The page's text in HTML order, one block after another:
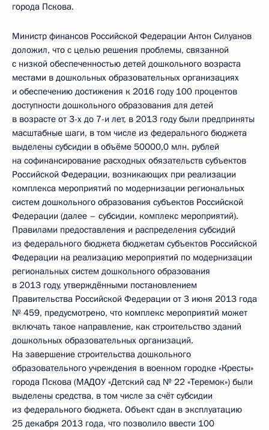
города Пскова.
Министр финансов Российской Федерации Антон Силуанов
доложил, что с целью решения проблемы, связанной
с низкой обеспеченностью детей дошкольного возраста
местами в дошкольных образовательных организациях
и обеспечению достижения к 2016 году 100 процентов
доступности дошкольного образования для детей
в возрасте от 3-х до 7-и лет, в 2013 году были предприняты
масштабные шаги, в том числе из федерального бюджета
выделены субсидии в объёме 50000,0 млн. рублей
на софинансирование расходных обязательств субъектов
Российской Федерации, возникающих при реализации
комплекса мероприятий по модернизации региональных
систем дошкольного образования субъектов Российской
Федерации (далее – субсидии, комплекс мероприятий).
Правилами предоставления и распределения субсидий
из федерального бюджета бюджетам субъектов Российской
Федерации на реализацию мероприятий по модернизации
региональных систем дошкольного образования
в 2013 году, утверждёнными постановлением
Правительства Российской Федерации от 3 июня 2013 года
№ 459, предусмотрено, что комплекс мероприятий может
включать такое направление, как строительство зданий
дошкольных образовательных организаций.
На завершение строительства дошкольного
образовательного учреждения в военном городке «Кресты»
города Пскова (МАДОУ «Детский сад № 22 «Теремок») были
выделены средства, в том числе за счёт субсидии
из федерального бюджета. Объект сдан в эксплуатацию
25 декабря 2013 года, что позволило ввести 100